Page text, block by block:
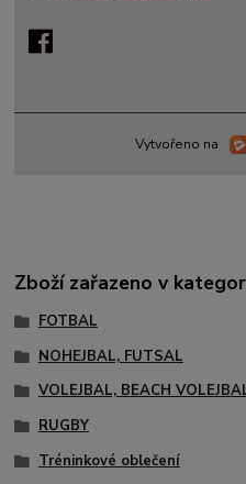
Vytvořeno na
Zboží zařazeno v
FOTBAL
NOHEJBAL, FUTSAL
VOLEJBAL, BEACH
RUGBY
Tréninkové oblečení